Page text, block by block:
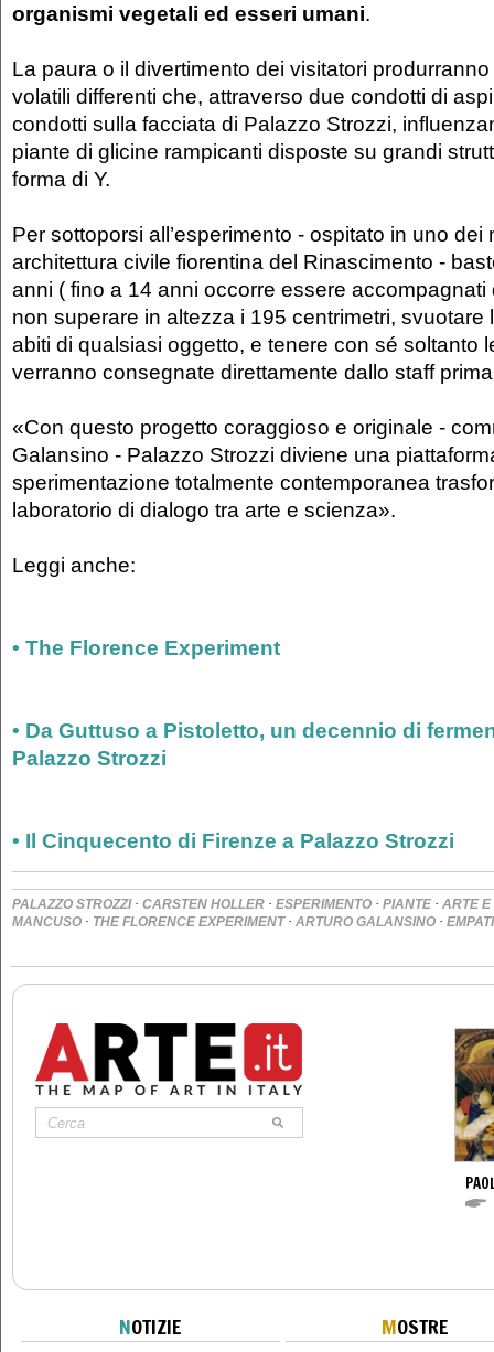
organismi vegetali ed esseri umani.
La paura o il divertimento dei visitatori
volatili differenti che, attraverso due condotti di
condotti sulla facciata di Palazzo Strozzi,
piante di glicine rampicanti disposte su grandi
forma di Y.
Per sottoporsi all’esperimento - ospitato in uno dei
architettura civile fiorentina del Rinascimento -
anni ( fino a 14 anni occorre essere accompagnati
non superare in altezza i 195 centrimetri, svuotare
abiti di qualsiasi oggetto, e tenere con sé soltanto
verranno consegnate direttamente dallo staff prima
«Con questo progetto coraggioso e originale -
Galansino - Palazzo Strozzi diviene una
sperimentazione totalmente contemporanea
laboratorio di dialogo tra arte e scienza».
Leggi anche:
• The Florence Experiment
• Da Guttuso a Pistoletto, un decennio di
Palazzo Strozzi
• Il Cinquecento di Firenze a Palazzo Strozzi
PALAZZO STROZZI· CARSTEN HOLLER · ESPERIMENTO · PIANTE · ARTE E
MANCUSO · THE FLORENCE EXPERIMENT· ARTURO GALANSINO ·
NOTIZIE MOSTRE